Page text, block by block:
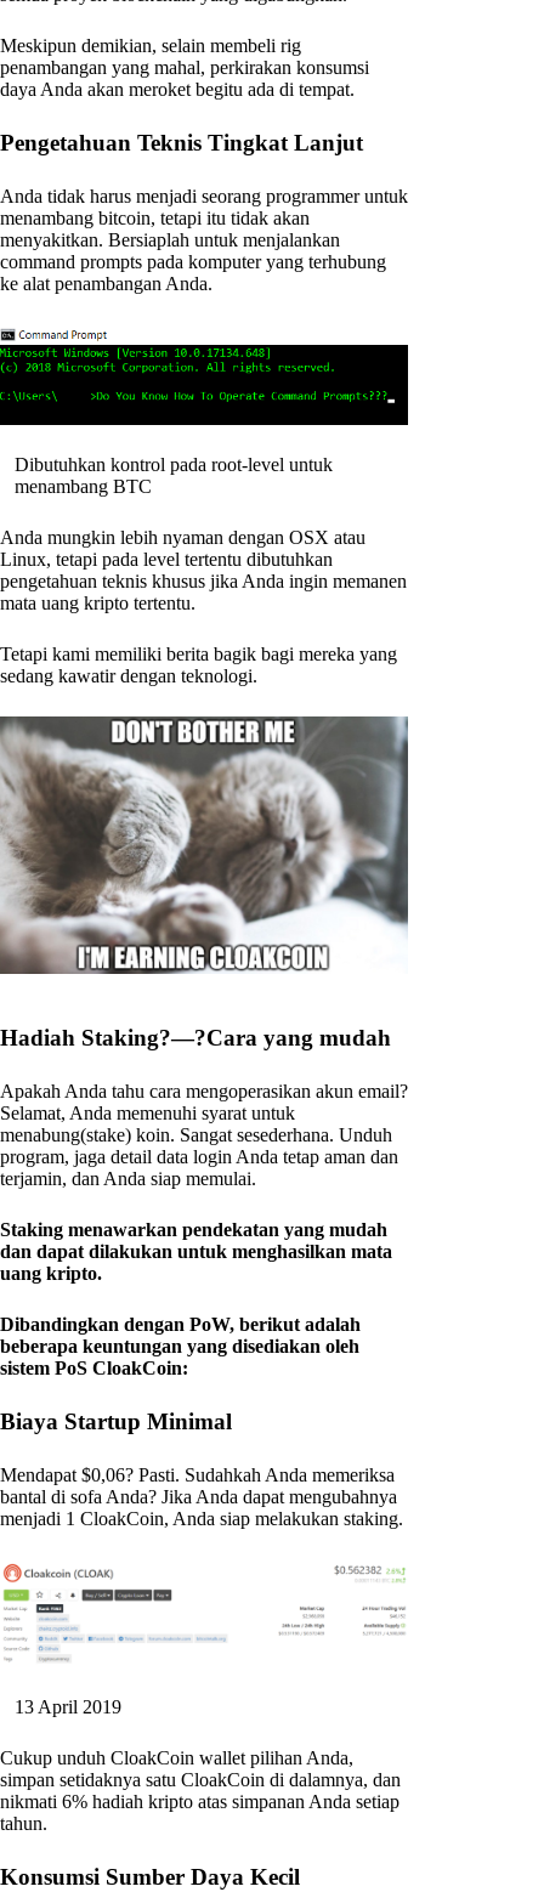
Meskipun demikian, selain membeli rig
penambangan yang mahal, perkirakan konsumsi
daya Anda akan meroket begitu ada di tempat.
Pengetahuan Teknis Tingkat Lanjut
Anda tidak harus menjadi seorang programmer untuk
menambang bitcoin, tetapi itu tidak akan
menyakitkan. Bersiaplah untuk menjalankan
command prompts pada komputer yang terhubung
ke alat penambangan Anda.
Dibutuhkan kontrol pada root-level untuk
menambang BTC
Anda mungkin lebih nyaman dengan OSX atau
Linux, tetapi pada level tertentu dibutuhkan
pengetahuan teknis khusus jika Anda ingin memanen
mata uang kripto tertentu.
Tetapi kami memiliki berita bagik bagi mereka yang
sedang kawatir dengan teknologi.
Hadiah Staking?—?Cara yang mudah
Apakah Anda tahu cara mengoperasikan akun email?
Selamat, Anda memenuhi syarat untuk
menabung(stake) koin. Sangat sesederhana. Unduh
program, jaga detail data login Anda tetap aman dan
terjamin, dan Anda siap memulai.
Staking menawarkan pendekatan yang mudah
dan dapat dilakukan untuk menghasilkan mata
uang kripto.
Dibandingkan dengan PoW, berikut adalah
beberapa keuntungan yang disediakan oleh
sistem PoS CloakCoin:
Biaya Startup Minimal
Mendapat $0,06? Pasti. Sudahkah Anda memeriksa
bantal di sofa Anda? Jika Anda dapat mengubahnya
menjadi 1 CloakCoin, Anda siap melakukan staking.
13 April 2019
Cukup unduh CloakCoin wallet pilihan Anda,
simpan setidaknya satu CloakCoin di dalamnya, dan
nikmati 6% hadiah kripto atas simpanan Anda setiap
tahun.
Konsumsi Sumber Daya Kecil